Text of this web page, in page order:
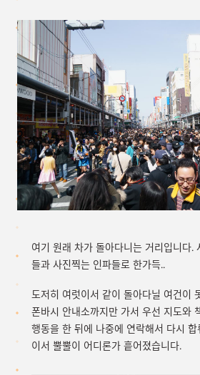
여기 원래 차가 돌아다니는 거리입니다.
들과 사진찍는 인파들로 한가득..
도저히 여럿이서 같이 돌아다닐 여건이
폰바시 안내소까지만 가서 우선 지도와
행동을 한 뒤에 나중에 연락해서 다시
이서 뿔뿔이 어디론가 흩어졌습니다.